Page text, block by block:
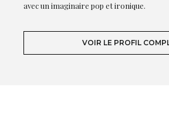
avec un imaginaire pop et ironique.
VOIR LE PROFIL